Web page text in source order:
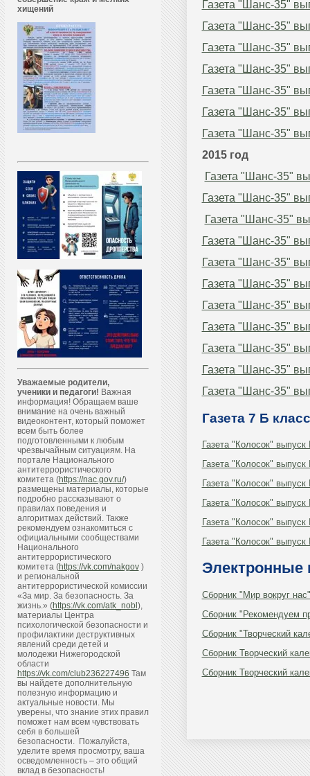
хищений
Уважаемые родители,
ученики и педагоги! Важная
информация! Обращаем ваше
внимание на очень важный
видеоконтент, который поможет
всем быть более
подготовленными к любым
чрезвычайным ситуациям. На
портале Национального
антитеррористического
комитета (https://nac.gov.ru/)
размещены материалы, которые
подробно рассказывают о
правилах поведения и
алгоритмах действий. Также
рекомендуем ознакомиться с
официальными сообществами
Национального
антитеррористического
комитета (https://vk.com/nakgov)
и региональной
антитеррористической комиссии
«За мир. За безопасность. За
жизнь.» (https://vk.com/atk_nobl ),
материалы Центра
психологической безопасности и
профилактики деструктивных
явлений среди детей и
молодежи Нижегородской
области
https://vk.com/club236227496 Там
вы найдете дополнительную
полезную информацию и
актуальные новости. Мы
уверены, что знание этих правил
поможет нам всем чувствовать
себя в большей
безопасности. Пожалуйста,
уделите время просмотру, ваша
осведомленность – это общий
вклад в безопасность!
Газета "Шанс-35"
Газета "Шанс-35"
Газета "Шанс-35"
Газета "Шанс-35"
Газета "Шанс-35"
Газета "Шанс-35"
Газета "Шанс-35"
2015 год
Газета "Шанс-35"
Газета "Шанс-35"
Газета "Шанс-35"
Газета "Шанс-35"
Газета "Шанс-35"
Газета "Шанс-35"
Газета "Шанс-35"
Газета "Шанс-35"
Газета "Шанс-35"
Газета "Шанс-35"
Газета "Шанс-35"
Газета 7 Б
Газета "Колосок"
Газета "Колосок"
Газета "Колосок"
Газета "Колосок"
Газета "Колосок"
Газета "Колосок"
Электронные
Сборник "Мир вокруг нас"
Сборник "Рекомендуем
Сборник "Творческий
Сборник Творческий
Сборник Творческий